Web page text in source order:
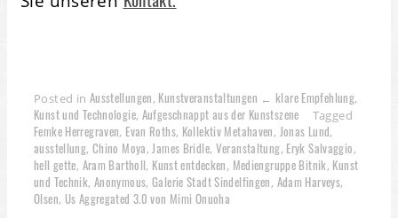
Posted in Ausstellungen, Kunstveranstaltungen ← klare Empfehlung,
Kunst und Technologie, Aufgeschnappt aus der Kunstszene Tagged
Femke Herregraven, Evan Roths, Kollektiv Metahaven, Jonas Lund,
ausstellung, Chino Moya,James Bridle, Veranstaltung, Eryk Salvaggio,
hell gette, Aram Bartholl, Kunst entdecken, Mediengruppe Bitnik, Kunst
und Technik, Anonymous, Galerie Stadt Sindelfingen, Adam Harveys,
Olsen, Us Aggregated 3.0 von Mimi Onuoha